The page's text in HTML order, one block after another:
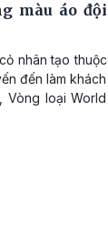
màu áo đội
nhân tạo thuộc
đến làm khách
Vòng loại World